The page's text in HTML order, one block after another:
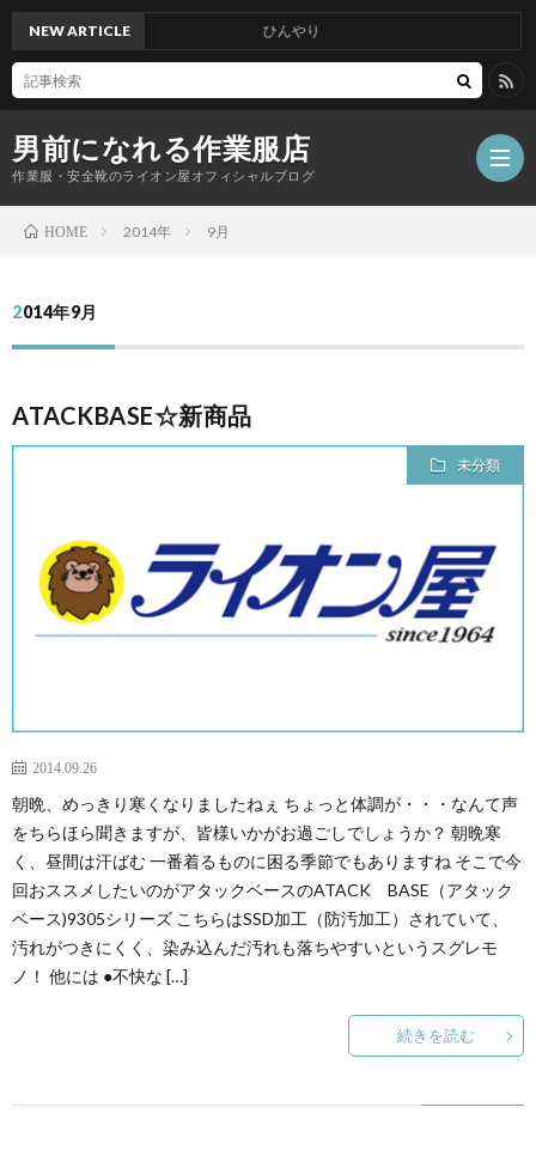
男前になれる作業服店
作業服・安全靴のライオン屋オフィシャルブログ
NEW ARTICLE ひんやり
HOME 2014年 9月
2014年9月
ATACKBASE☆新商品
未分類
2014.09.26
朝晩、めっきり寒くなりましたねぇ ちょっと体調が・・・なんて声
をちらほら聞きますが、皆様いかがお過ごしでしょうか？ 朝晩寒
く、昼間は汗ばむ 一番着るものに困る季節でもありますね そこで今
回おススメしたいのがアタックベースのATACK BASE（アタック
ベース)9305シリーズ こちらはSSD加工（防汚加工）されていて、
汚れがつきにくく、染み込んだ汚れも落ちやすいというスグレモ
ノ！ 他には ●不快な […]
続きを読む